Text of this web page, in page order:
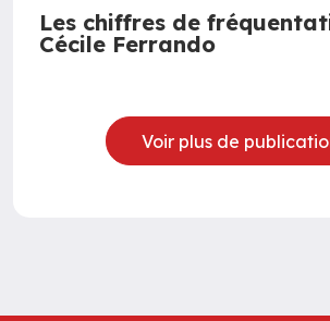
Les chiffres de
Cécile Ferrando
Voir plus de